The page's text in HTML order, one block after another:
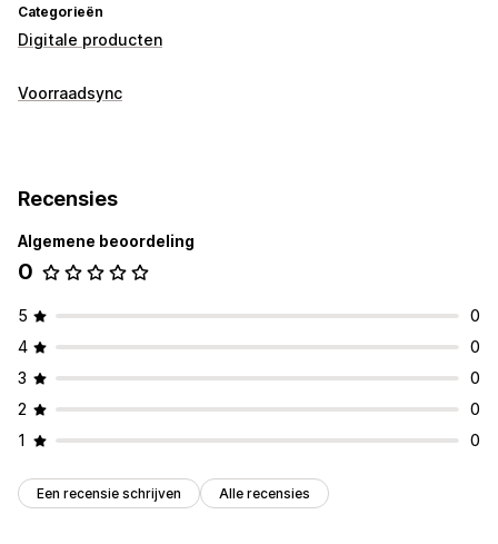
Categorieën
Digitale producten
Voorraadsync
Recensies
Algemene beoordeling
0
5
0
4
0
3
0
2
0
1
0
Een recensie schrijven Alle recensies